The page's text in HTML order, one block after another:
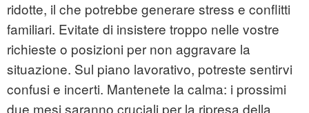
ridotte, il che potrebbe generare stress e conflitti
familiari. Evitate di insistere troppo nelle vostre
richieste o posizioni per non aggravare la
situazione. Sul piano lavorativo, potreste sentirvi
confusi e incerti. Mantenete la calma: i prossimi
due mesi saranno cruciali per la ripresa della